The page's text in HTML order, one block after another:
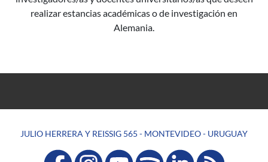
realizar estancias académicas o de investigación en
Alemania.
JULIO HERRERA Y REISSIG 565 - MONTEVIDEO - URUGUAY